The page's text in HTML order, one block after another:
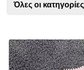
Όλες οι κατηγορίες